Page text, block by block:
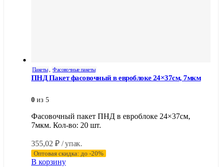
Пакеты, Фасовочные пакеты
ПНД Пакет фасовочный в евроблоке 24×37см, 7мкм
0 из 5
Фасовочный пакет ПНД в евроблоке 24×37см,
7мкм. Кол-во: 20 шт.
355,02 ₽ / упак.
Оптовая скидка: до -20%
В корзину